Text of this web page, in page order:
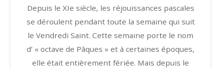
Depuis le XIe siècle, les réjouissances pascales
se déroulent pendant toute la semaine qui suit
le Vendredi Saint. Cette semaine porte le nom
d’ « octave de Pâques » et à certaines époques,
elle était entièrement fériée. Mais depuis le